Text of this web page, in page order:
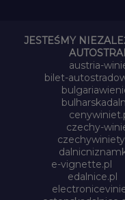
JESTEŚMY
austria-
bilet-
czechy-
e-vignette.pl
edalnice.pl